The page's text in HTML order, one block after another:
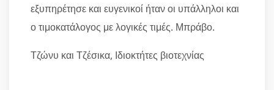
εξυπηρέτησε και ευγενικοί ήταν οι υπάλληλοι και
ο τιμοκατάλογος με λογικές τιμές. Μπράβο.
Τζώνυ και Τζέσικα, Ιδιοκτήτες βιοτεχνίας